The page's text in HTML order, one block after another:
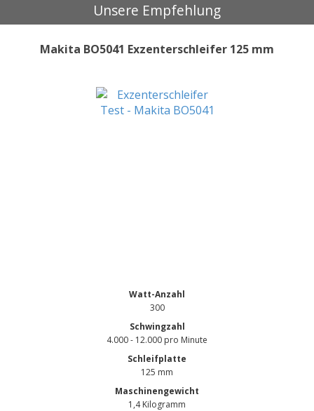
Unsere Empfehlung
Makita BO5041 Exzenterschleifer 125 mm
Watt-Anzahl
300
Schwingzahl
4.000 - 12.000 pro Minute
Schleifplatte
125 mm
Maschinengewicht
1,4 Kilogramm